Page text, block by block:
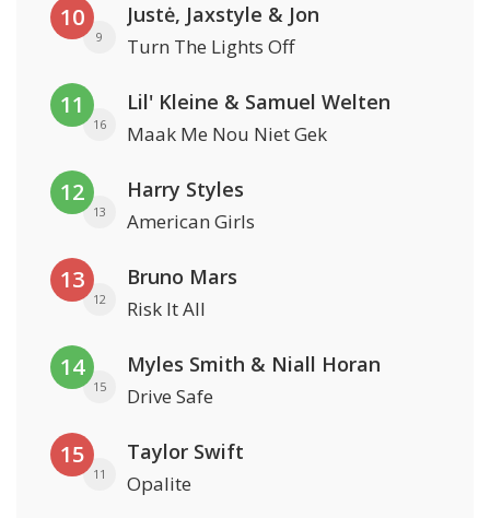
10
9
Justė, Jaxstyle & Jon
Turn The Lights Off
11
16
Lil' Kleine & Samuel Welten
Maak Me Nou Niet Gek
12
13
Harry Styles
American Girls
13
12
Bruno Mars
Risk It All
14
15
Myles Smith & Niall Horan
Drive Safe
15
11
Taylor Swift
Opalite